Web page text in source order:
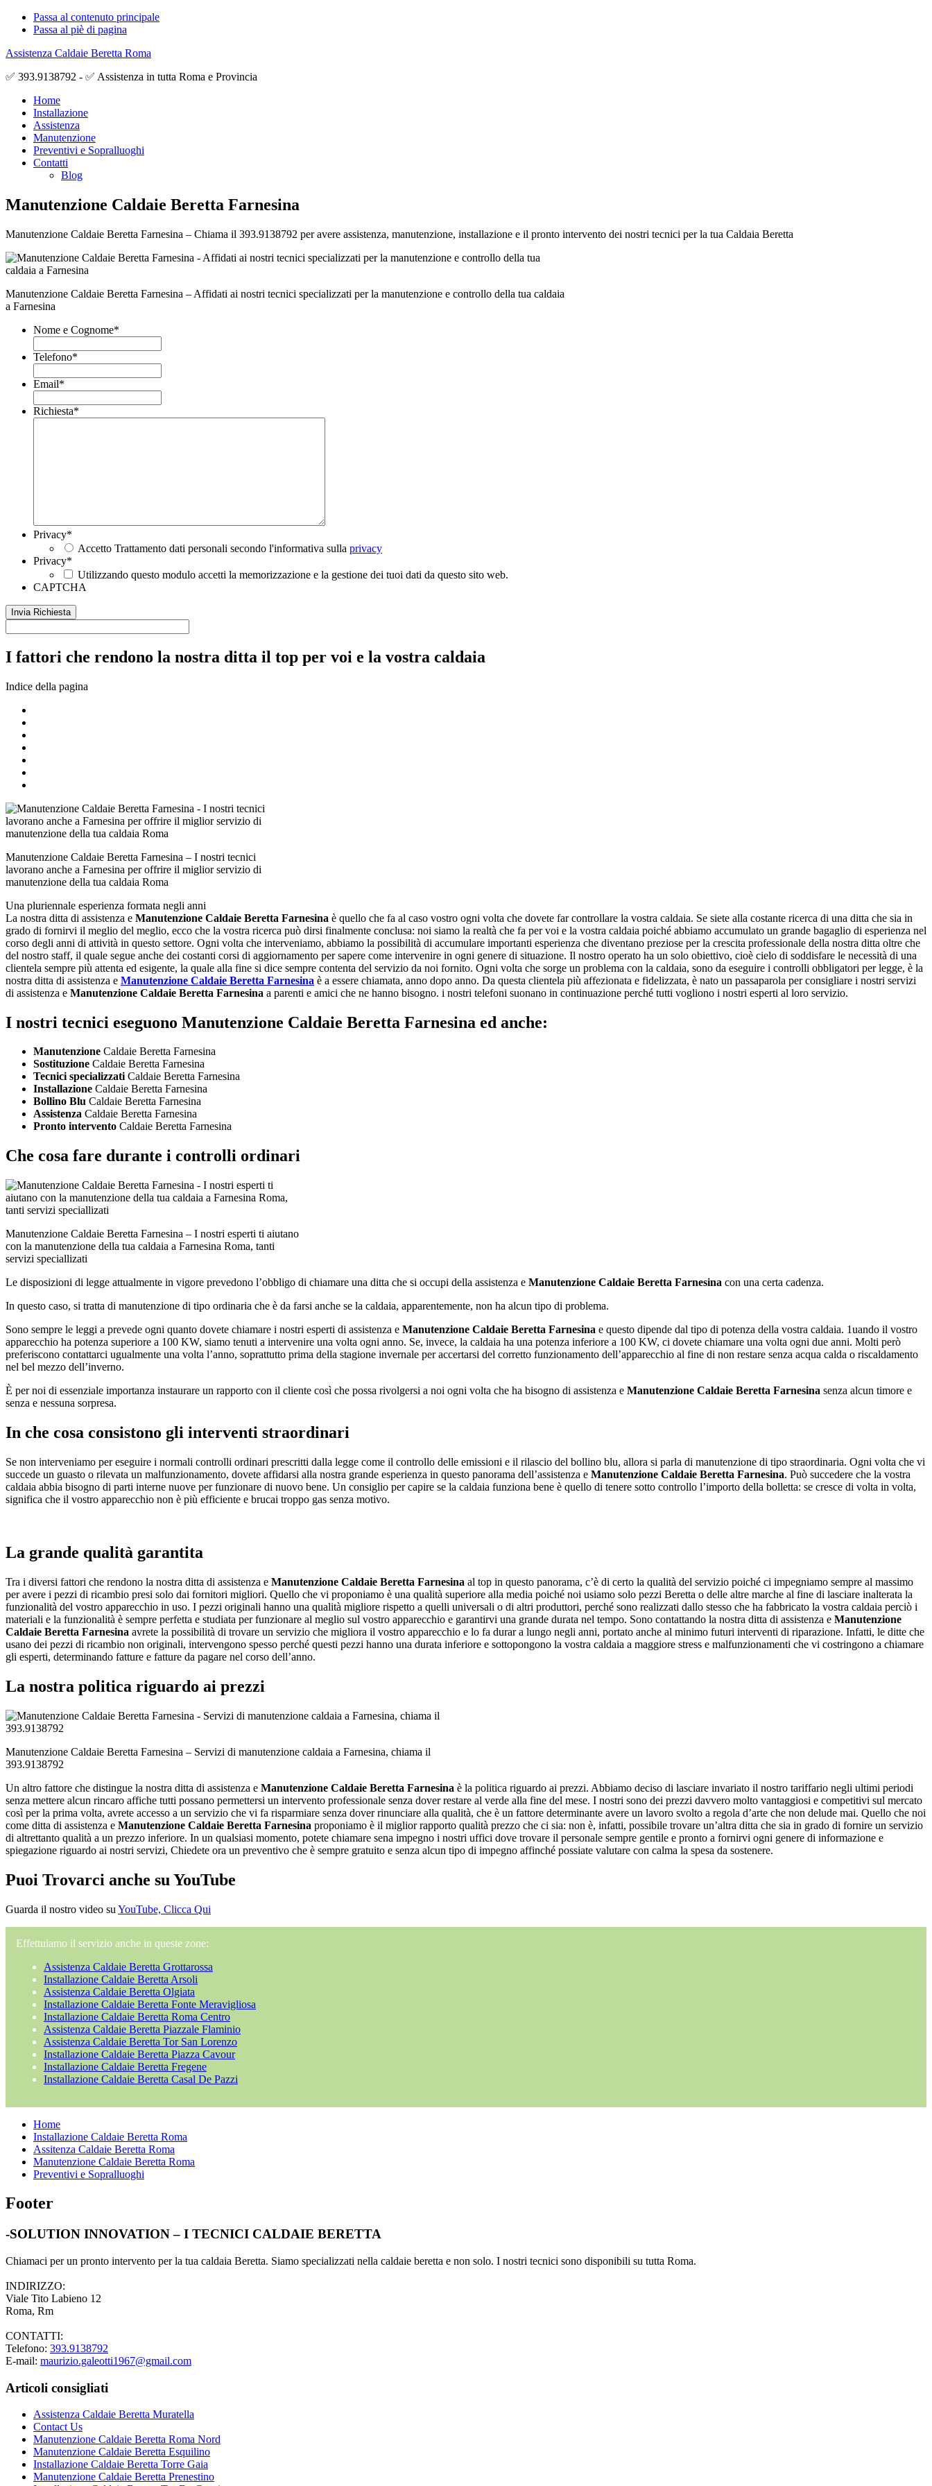
Passa al contenuto principale
Passa al piè di pagina
Assistenza Caldaie Beretta Roma
✅ 393.9138792 - ✅ Assistenza in tutta Roma e Provincia
Home
Installazione
Assistenza
Manutenzione
Preventivi e Sopralluoghi
Contatti
Blog
Manutenzione Caldaie Beretta Farnesina
Manutenzione Caldaie Beretta Farnesina – Chiama il 393.9138792 per avere assistenza, manutenzione, installazione e il pronto intervento dei nostri tecnici per la tua Caldaia Beretta
Manutenzione Caldaie Beretta Farnesina – Affidati ai nostri tecnici specializzati per la manutenzione e controllo della tua caldaia
a Farnesina
Nome e Cognome*
Telefono*
Email*
Richiesta*
Privacy*
Accetto Trattamento dati personali secondo l'informativa sulla privacy
Privacy*
Utilizzando questo modulo accetti la memorizzazione e la gestione dei tuoi dati da questo sito web.
CAPTCHA
I fattori che rendono la nostra ditta il top per voi e la vostra caldaia
Indice della pagina
Manutenzione Caldaie Beretta Farnesina – I nostri tecnici
lavorano anche a Farnesina per offrire il miglior servizio di
manutenzione della tua caldaia Roma
Una pluriennale esperienza formata negli anni
La nostra ditta di assistenza e Manutenzione Caldaie Beretta Farnesina è quello che fa al caso vostro ogni volta che dovete far controllare la vostra caldaia. Se siete alla costante ricerca di una ditta che sia in
grado di fornirvi il meglio del meglio, ecco che la vostra ricerca può dirsi finalmente conclusa: noi siamo la realtà che fa per voi e la vostra caldaia poiché abbiamo accumulato un grande bagaglio di esperienza nel
corso degli anni di attività in questo settore. Ogni volta che interveniamo, abbiamo la possibilità di accumulare importanti esperienza che diventano preziose per la crescita professionale della nostra ditta oltre che
del nostro staff, il quale segue anche dei costanti corsi di aggiornamento per sapere come intervenire in ogni genere di situazione. Il nostro operato ha un solo obiettivo, cioè cielo di soddisfare le necessità di una
clientela sempre più attenta ed esigente, la quale alla fine si dice sempre contenta del servizio da noi fornito. Ogni volta che sorge un problema con la caldaia, sono da eseguire i controlli obbligatori per legge, è la
nostra ditta di assistenza e Manutenzione Caldaie Beretta Farnesina è a essere chiamata, anno dopo anno. Da questa clientela più affezionata e fidelizzata, è nato un passaparola per consigliare i nostri servizi
di assistenza e Manutenzione Caldaie Beretta Farnesina a parenti e amici che ne hanno bisogno. i nostri telefoni suonano in continuazione perché tutti vogliono i nostri esperti al loro servizio.
I nostri tecnici eseguono Manutenzione Caldaie Beretta Farnesina ed anche:
Manutenzione Caldaie Beretta Farnesina
Sostituzione Caldaie Beretta Farnesina
Tecnici specializzatiCaldaie Beretta Farnesina
Installazione Caldaie Beretta Farnesina
Bollino Blu Caldaie Beretta Farnesina
Assistenza Caldaie Beretta Farnesina
Pronto intervento Caldaie Beretta Farnesina
Che cosa fare durante i controlli ordinari
Manutenzione Caldaie Beretta Farnesina – I nostri esperti ti aiutano
con la manutenzione della tua caldaia a Farnesina Roma, tanti
servizi speciallizati
Le disposizioni di legge attualmente in vigore prevedono l’obbligo di chiamare una ditta che si occupi della assistenza e Manutenzione Caldaie Beretta Farnesina con una certa cadenza.
In questo caso, si tratta di manutenzione di tipo ordinaria che è da farsi anche se la caldaia, apparentemente, non ha alcun tipo di problema.
Sono sempre le leggi a prevede ogni quanto dovete chiamare i nostri esperti di assistenza e Manutenzione Caldaie Beretta Farnesina e questo dipende dal tipo di potenza della vostra caldaia. 1uando il vostro
apparecchio ha potenza superiore a 100 KW, siamo tenuti a intervenire una volta ogni anno. Se, invece, la caldaia ha una potenza inferiore a 100 KW, ci dovete chiamare una volta ogni due anni. Molti però
preferiscono contattarci ugualmente una volta l’anno, soprattutto prima della stagione invernale per accertarsi del corretto funzionamento dell’apparecchio al fine di non restare senza acqua calda o riscaldamento
nel bel mezzo dell’inverno.
È per noi di essenziale importanza instaurare un rapporto con il cliente così che possa rivolgersi a noi ogni volta che ha bisogno di assistenza e Manutenzione Caldaie Beretta Farnesina senza alcun timore e
senza e nessuna sorpresa.
In che cosa consistono gli interventi straordinari
Se non interveniamo per eseguire i normali controlli ordinari prescritti dalla legge come il controllo delle emissioni e il rilascio del bollino blu, allora si parla di manutenzione di tipo straordinaria. Ogni volta che vi
succede un guasto o rilevata un malfunzionamento, dovete affidarsi alla nostra grande esperienza in questo panorama dell’assistenza e Manutenzione Caldaie Beretta Farnesina. Può succedere che la vostra
caldaia abbia bisogno di parti interne nuove per funzionare di nuovo bene. Un consiglio per capire se la caldaia funziona bene è quello di tenere sotto controllo l’importo della bolletta: se cresce di volta in volta,
significa che il vostro apparecchio non è più efficiente e brucai troppo gas senza motivo.
La grande qualità garantita
Tra i diversi fattori che rendono la nostra ditta di assistenza e Manutenzione Caldaie Beretta Farnesina al top in questo panorama, c’è di certo la qualità del servizio poiché ci impegniamo sempre al massimo
per avere i pezzi di ricambio presi solo dai fornitori migliori. Quello che vi proponiamo è una qualità superiore alla media poiché noi usiamo solo pezzi Beretta o delle altre marche al fine di lasciare inalterata la
funzionalità del vostro apparecchio in uso. I pezzi originali hanno una qualità migliore rispetto a quelli universali o di altri produttori, perché sono realizzati dallo stesso che ha fabbricato la vostra caldaia perciò i
materiali e la funzionalità è sempre perfetta e studiata per funzionare al meglio sul vostro apparecchio e garantirvi una grande durata nel tempo. Sono contattando la nostra ditta di assistenza e Manutenzione
Caldaie Beretta Farnesina avrete la possibilità di trovare un servizio che migliora il vostro apparecchio e lo fa durar a lungo negli anni, portato anche al minimo futuri interventi di riparazione. Infatti, le ditte che
usano dei pezzi di ricambio non originali, intervengono spesso perché questi pezzi hanno una durata inferiore e sottopongono la vostra caldaia a maggiore stress e malfunzionamenti che vi costringono a chiamare
gli esperti, determinando fatture e fatture da pagare nel corso dell’anno.
La nostra politica riguardo ai prezzi
Manutenzione Caldaie Beretta Farnesina – Servizi di manutenzione caldaia a Farnesina, chiama il
393.9138792
Un altro fattore che distingue la nostra ditta di assistenza e Manutenzione Caldaie Beretta Farnesina è la politica riguardo ai prezzi. Abbiamo deciso di lasciare invariato il nostro tariffario negli ultimi periodi
senza mettere alcun rincaro affiche tutti possano permettersi un intervento professionale senza dover restare al verde alla fine del mese. I nostri sono dei prezzi davvero molto vantaggiosi e competitivi sul mercato
così per la prima volta, avrete accesso a un servizio che vi fa risparmiare senza dover rinunciare alla qualità, che è un fattore determinante avere un lavoro svolto a regola d’arte che non delude mai. Quello che noi
come ditta di assistenza e Manutenzione Caldaie Beretta Farnesina proponiamo è il miglior rapporto qualità prezzo che ci sia: non è, infatti, possibile trovare un’altra ditta che sia in grado di fornire un servizio
di altrettanto qualità a un prezzo inferiore. In un qualsiasi momento, potete chiamare sena impegno i nostri uffici dove trovare il personale sempre gentile e pronto a fornirvi ogni genere di informazione e
spiegazione riguardo ai nostri servizi, Chiedete ora un preventivo che è sempre gratuito e senza alcun tipo di impegno affinché possiate valutare con calma la spesa da sostenere.
Puoi Trovarci anche su YouTube
Guarda il nostro video su YouTube, Clicca Qui
Effettuiamo il servizio anche in queste zone:
Assistenza Caldaie Beretta Grottarossa
Installazione Caldaie Beretta Arsoli
Assistenza Caldaie Beretta Olgiata
Installazione Caldaie Beretta Fonte Meravigliosa
Installazione Caldaie Beretta Roma Centro
Assistenza Caldaie Beretta Piazzale Flaminio
Assistenza Caldaie Beretta Tor San Lorenzo
Installazione Caldaie Beretta Piazza Cavour
Installazione Caldaie Beretta Fregene
Installazione Caldaie Beretta Casal De Pazzi
Home
Installazione Caldaie Beretta Roma
Assitenza Caldaie Beretta Roma
Manutenzione Caldaie Beretta Roma
Preventivi e Sopralluoghi
Footer
-SOLUTION INNOVATION – I TECNICI CALDAIE BERETTA
Chiamaci per un pronto intervento per la tua caldaia Beretta. Siamo specializzati nella caldaie beretta e non solo. I nostri tecnici sono disponibili su tutta Roma.
INDIRIZZO:
Viale Tito Labieno 12
Roma, Rm
CONTATTI:
Telefono: 393.9138792
E-mail: maurizio.galeotti1967@gmail.com
Articoli consigliati
Assistenza Caldaie Beretta Muratella
Contact Us
Manutenzione Caldaie Beretta Roma Nord
Manutenzione Caldaie Beretta Esquilino
Installazione Caldaie Beretta Torre Gaia
Manutenzione Caldaie Beretta Prenestino